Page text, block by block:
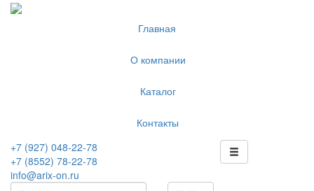
Главная
О компании
Каталог
Контакты
+7 (927) 048-22-78
+7 (8552) 78-22-78
info@arix-on.ru